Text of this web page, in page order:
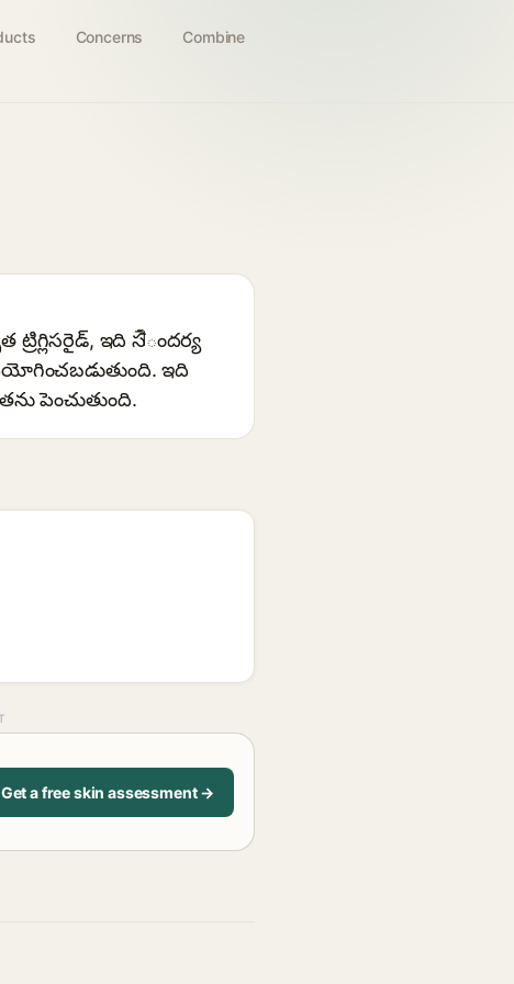
Concerns Combine
ఇది సौందర్య
ఇది
పెంచుతుంది.
Get a free skin assessment →